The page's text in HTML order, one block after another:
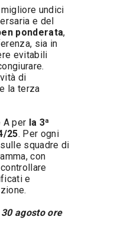
undici
e del
ponderata,
sia in
evitabili
di
la terza
A per la 3ª
25. Per ogni
squadre di
con
e
agosto ore